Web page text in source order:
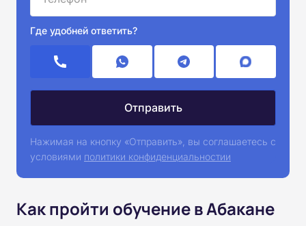
Где удобней ответить?
Нажимая на кнопку «Отправить», вы соглашаетесь с
условиями политики конфиденциальностии
Как пройти обучение в Абакане